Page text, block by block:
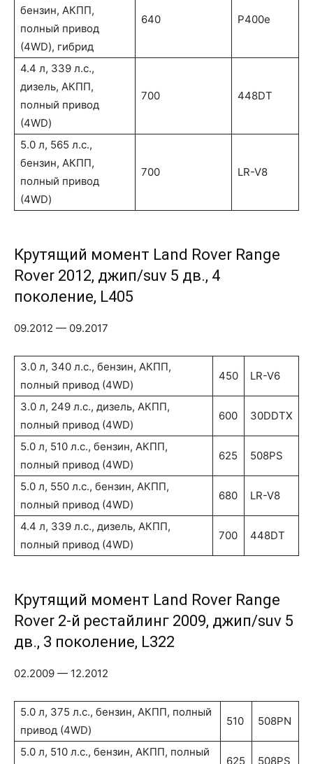
бензин, АКПП,
полный привод
(4WD), гибрид
640 P400e
4.4 л, 339 л.с.,
дизель, АКПП,
полный привод
(4WD)
700 448DT
5.0 л, 565 л.с.,
бензин, АКПП,
полный привод
(4WD)
700 LR-V8
Крутящий момент Land Rover Range
Rover 2012, джип/suv 5 дв., 4
поколение, L405
09.2012 — 09.2017
3.0 л, 340 л.с., бензин, АКПП,
полный привод (4WD)
450 LR-V6
3.0 л, 249 л.с., дизель, АКПП,
полный привод (4WD)
600 30DDTX
5.0 л, 510 л.с., бензин, АКПП,
полный привод (4WD)
625 508PS
5.0 л, 550 л.с., бензин, АКПП,
полный привод (4WD)
680 LR-V8
4.4 л, 339 л.с., дизель, АКПП,
полный привод (4WD)
700 448DT
Крутящий момент Land Rover Range
Rover 2-й рестайлинг 2009, джип/suv 5
дв., 3 поколение, L322
02.2009 — 12.2012
5.0 л, 375 л.с., бензин, АКПП, полный
привод (4WD)
510 508PN
5.0 л, 510 л.с., бензин, АКПП, полный
625 508PS